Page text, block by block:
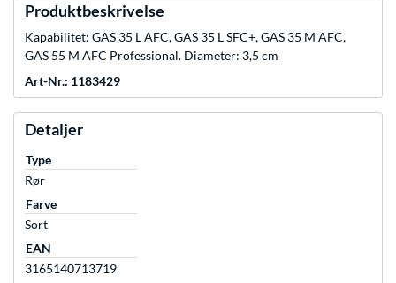
Produktbeskrivelse
Kapabilitet: GAS 35 L AFC, GAS 35 L SFC+, GAS 35 M AFC,
GAS 55 M AFC Professional. Diameter: 3,5 cm
Art-Nr.: 1183429
Detaljer
Type
Rør
Farve
Sort
EAN
3165140713719